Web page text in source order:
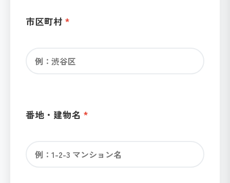
市区町村
番地・建物名